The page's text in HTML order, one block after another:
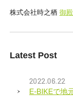
株式会社時之栖 御
Latest Post
2022.06.22
E-BIKEで地